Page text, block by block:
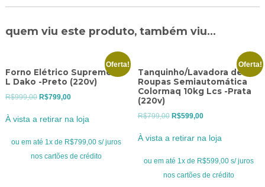
quem viu este produto, também viu...
Oferta!
Forno Elétrico Supreme 44
L Dako -Preto (220v)
R$999,00 O
era:
R$999,00.
R$799,00O
atual
é:
R$799,00.
À vista a retirar na loja
ou em até 1x de R$799,00 s/ juros
nos cartões de crédito
Oferta!
Tanquinho/Lavadora de
Roupas Semiautomática
Colormaq 10kg Lcs -Prata
(220v)
R$799,00 O
era:
R$799,00.
R$599,00O
atual
é:
R$599,00.
À vista a retirar na loja
ou em até 1x de R$599,00 s/ juros
nos cartões de crédito